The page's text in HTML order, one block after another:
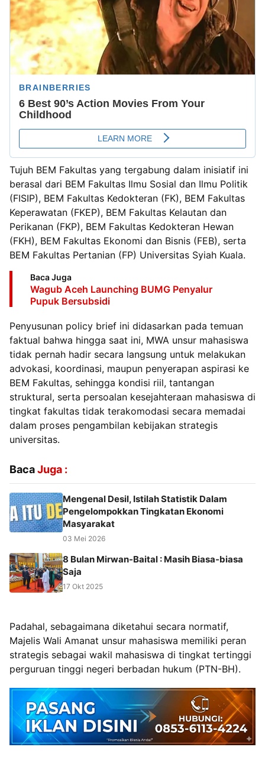
Tujuh BEM Fakultas yang tergabung dalam inisiatif ini
berasal dari BEM Fakultas Ilmu Sosial dan Ilmu Politik
(FISIP), BEM Fakultas Kedokteran (FK), BEM Fakultas
Keperawatan (FKEP), BEM Fakultas Kelautan dan
Perikanan (FKP), BEM Fakultas Kedokteran Hewan
(FKH), BEM Fakultas Ekonomi dan Bisnis (FEB), serta
BEM Fakultas Pertanian (FP) Universitas Syiah Kuala.
Baca Juga
Wagub Aceh Launching BUMG Penyalur
Pupuk Bersubsidi
Penyusunan policy brief ini didasarkan pada temuan
faktual bahwa hingga saat ini, MWA unsur mahasiswa
tidak pernah hadir secara langsung untuk melakukan
advokasi, koordinasi, maupun penyerapan aspirasi ke
BEM Fakultas, sehingga kondisi riil, tantangan
struktural, serta persoalan kesejahteraan mahasiswa di
tingkat fakultas tidak terakomodasi secara memadai
dalam proses pengambilan kebijakan strategis
universitas.
BacaJuga :
Mengenal Desil, Istilah Statistik Dalam
Pengelompokkan Tingkatan Ekonomi
Masyarakat
03 Mei 2026
8 Bulan Mirwan-Baital : Masih Biasa-biasa
Saja
17 Okt 2025
Padahal, sebagaimana diketahui secara normatif,
Majelis Wali Amanat unsur mahasiswa memiliki peran
strategis sebagai wakil mahasiswa di tingkat tertinggi
perguruan tinggi negeri berbadan hukum (PTN-BH).